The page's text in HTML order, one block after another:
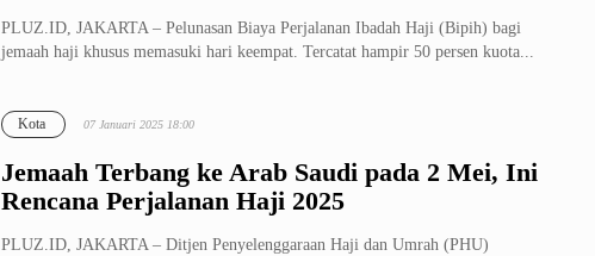
PLUZ.ID, JAKARTA – Pelunasan Biaya Perjalanan Ibadah Haji (Bipih) bagi
jemaah haji khusus memasuki hari keempat. Tercatat hampir 50 persen kuota...
Jemaah Terbang ke Arab Saudi pada 2 Mei, Ini
Rencana Perjalanan Haji 2025
Kota 07 Januari 2025 18:00
PLUZ.ID, JAKARTA – Ditjen Penyelenggaraan Haji dan Umrah (PHU)